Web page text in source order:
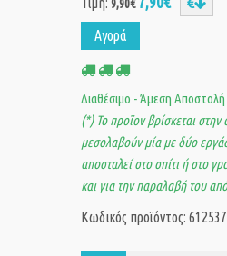
9,90€
Αγορά
Διαθέσιμο - Άμεση
(*) Το προϊον βρίσκεται
μεσολαβούν μία με δύο
αποσταλεί στο σπίτι ή στο
και για την παραλαβή του
Κωδικός προϊόντος: